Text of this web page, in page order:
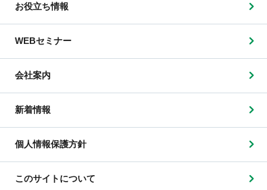
お役立ち情報
WEBセミナー
会社案内
新着情報
個人情報保護方針
このサイトについて